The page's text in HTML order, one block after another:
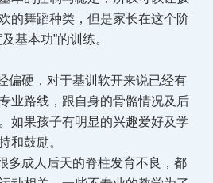
的舞蹈种类，但是家长在这个阶
基本功”的训练。
偏硬，对于基训软开来说已经有
业路线，跟自身的骨骼情况及后
如果孩子有明显的兴趣爱好及学
和鼓励。
多成人后天的脊柱发育不良，都